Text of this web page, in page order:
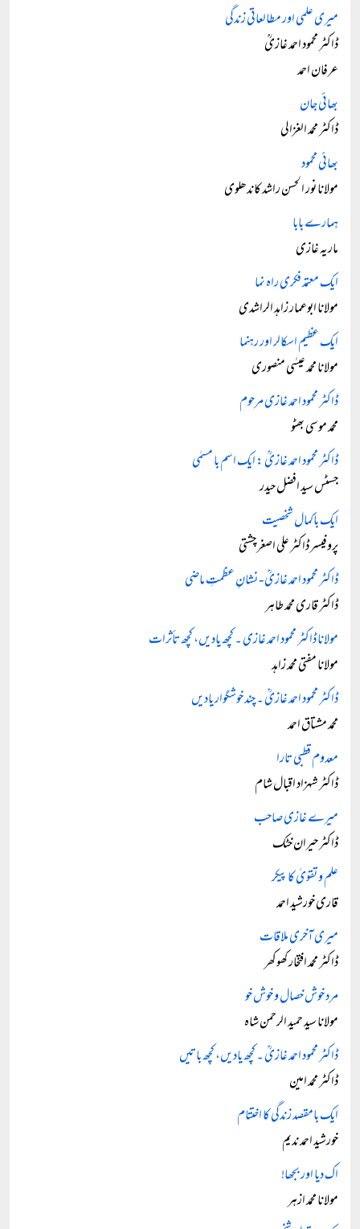
میری علمی اور مطالعاتی زندگی
ڈاکٹر محمود احمد غازیؒ
عرفان احمد
بھائی جان
ڈاکٹر محمد الغزالی
بھائی محمود
مولانا نور الحسن راشد کاندھلوی
ہمارے بابا
ماریہ غازی
ایک معتمد فکری راہ نما
مولانا ابوعمار زاہد الراشدی
ایک عظیم اسکالر اور رہنما
مولانا محمد عیسٰی منصوری
ڈاکٹر محمود احمد غازی مرحوم
محمد موسی بھٹو
ڈاکٹر محمود احمد غازیؒ : ایک اسم با مسمٰی
جسٹس سید افضل حیدر
ایک باکمال شخصیت
پروفیسر ڈاکٹر علی اصغر چشتی
ڈاکٹر محمود احمد غازیؒ - نشانِ عظمتِ ماضی
ڈاکٹر قاری محمد طاہر
مولانا ڈاکٹر محمود احمد غازی ۔ کچھ یادیں، کچھ تأثرات
مولانا مفتی محمد زاہد
ڈاکٹر محمود احمد غازیؒ ۔ چند خوشگوار یادیں
محمد مشتاق احمد
معدوم قطبی تارا
ڈاکٹر شہزاد اقبال شام
میرے غازی صاحب
ڈاکٹر حیران خٹک
علم و تقویٰ کا پیکر
قاری خورشید احمد
میری آخری ملاقات
ڈاکٹر محمد افتخار کھوکھر
مرد خوش خصال و خوش خو
مولانا سید حمید الرحمن شاہ
ڈاکٹر محمود احمد غازیؒ ۔ کچھ یادیں، کچھ باتیں
ڈاکٹر محمد امین
ایک بامقصد زندگی کا اختتام
خورشید احمد ندیم
اک دیا اور بجھا!
مولانا محمد ازہر